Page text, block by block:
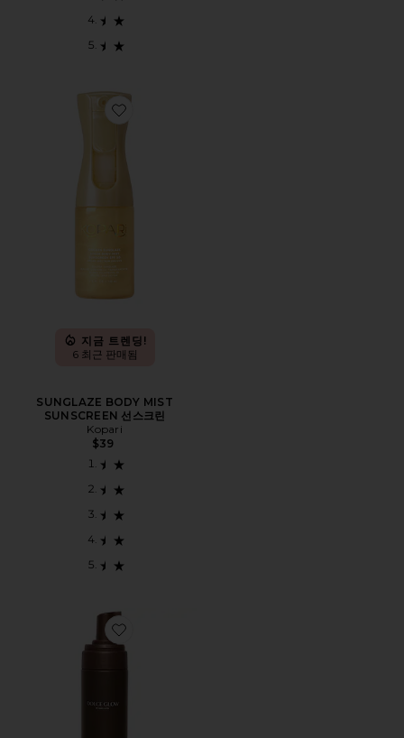
Favorite SUNGLAZE BODY MIST SUNSCREEN 선스크린
지금 트렌딩!
6 최근 판매됨
SUNGLAZE BODY MIST
SUNSCREEN 선스크린
Kopari
$39
Favorite EXPRESS SELF-TANNING MOUSSE ULTRA